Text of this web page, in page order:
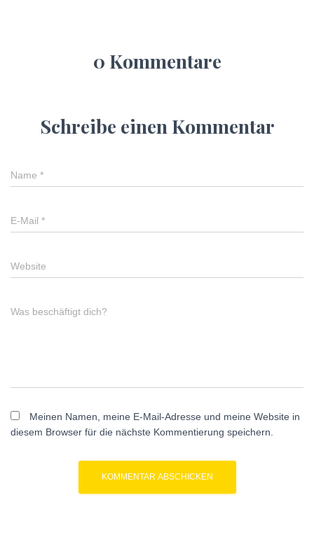
0 Kommentare
Schreibe einen Kommentar
Name *
E-Mail *
Website
Was beschäftigt dich?
Meinen Namen, meine E-Mail-Adresse und meine Website in
diesem Browser für die nächste Kommentierung speichern.